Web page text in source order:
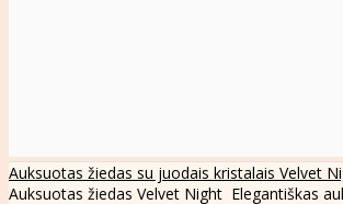
Auksuotas žiedas su juodais kristalais Velvet
Auksuotas žiedas Velvet Night Elegantiškas